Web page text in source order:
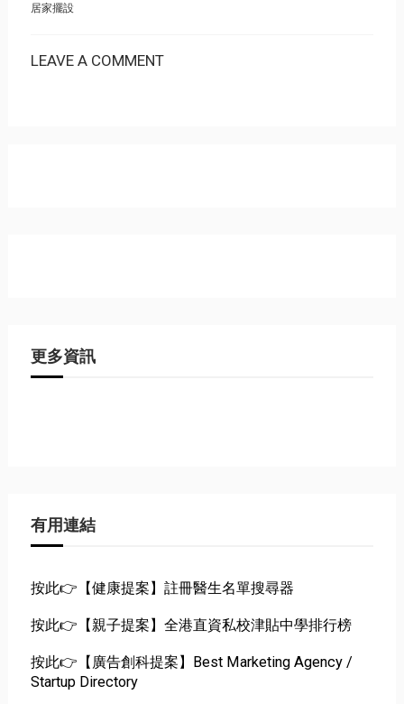
居家擺設
LEAVE A COMMENT
更多資訊
有用連結
按此👉【健康提案】註冊醫生名單搜尋器
按此👉【親子提案】全港直資私校津貼中學排行榜
按此👉【廣告創科提案】Best Marketing Agency /
Startup Directory